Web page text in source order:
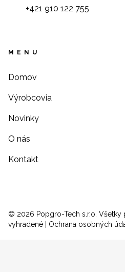
+421 910 122 755
MENU
Domov
Výrobcovia
Novinky
O nás
Kontakt
© 2026 Popgro-Tech s.r.o. Všetky
vyhradené | Ochrana osobných